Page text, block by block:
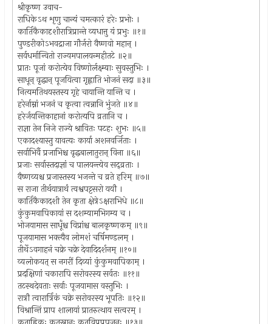
श्रीकृष्ण उवाच-
राधिकेऽथ शृणु चान्यं चमत्कारं हरेः प्रभोः ।
कार्तिकैकादृशीरात्रिप्रान्ते व्यधात्तु यं प्रभुः ॥१॥
पुण्डरीकोऽभवद्राजा गौर्जरो वैष्णवो महान् ।
सर्वधर्मान्वितो राज्यमपालयन्महीतटे ॥२॥
प्रातः पूजां करोत्येव विष्णोर्लक्ष्म्याः सुवस्तुभिः ।
साधून् वृद्धान् पूजयित्वा गृह्णाति भोजनं सदा ॥३॥
नित्यमतिथयस्तस्य गृहे चायान्ति यान्ति च ।
हरेर्नाम्नां भजनं च कृत्वा त्वन्नानि भुंजते ॥४॥
हरेर्जयन्तिकाहानां करोत्यपि व्रतानि च ।
राज्ञा तेन निजे राज्ये श्रावितः पटहः शुभः ॥५॥
एकादश्यास्तु यावत्यः कार्या अशनवर्जिताः ।
सर्वाभिर्वै प्रजाभिश्च वृद्धबालातुरान् विना ॥६॥
प्रजाः सर्वास्तदाज्ञां च पालयन्त्येव सद्व्रताः ।
वैष्णव्यश्च प्रजास्तस्य भजन्ते च व्रते हरिम् ॥७॥
स राजा तीर्थयात्रार्थं त्वश्वपट्टसरो ययौ ।
कार्तिकैकादशी तेन कृता क्षेत्रेऽक्षराभिधे ॥८॥
कुंकुमवापिकायां स दशम्यामभिगम्य च ।
भोजयामास साधूँश्च विप्रांश्च बालकृष्णकम् ॥९॥
पूजयामास भक्त्यैव लोमशं चर्षिमण्डलम् ।
तीर्थेऽवगाहनं चक्रे चक्रे देवादिदर्शनम् ॥१०॥
व्यलोकयत् स नगरीं दिव्यां कुंकुमवापिकाम् ।
प्रदक्षिणां चकारापि सरोवरस्य सर्वतः ॥११॥
तटस्थदेवताः सर्वाः पूजयामास वस्तुभिः ।
रात्रौ त्वारार्त्रिकं चक्रे सरोवरस्य भूपतिः ॥१२॥
विश्रान्तिं प्राप शालायां प्रातरुत्थाय सत्वरम् ।